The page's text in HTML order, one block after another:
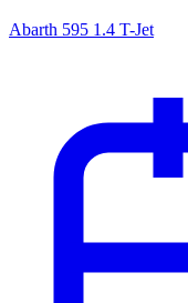
Abarth 595 1.4 T-Jet